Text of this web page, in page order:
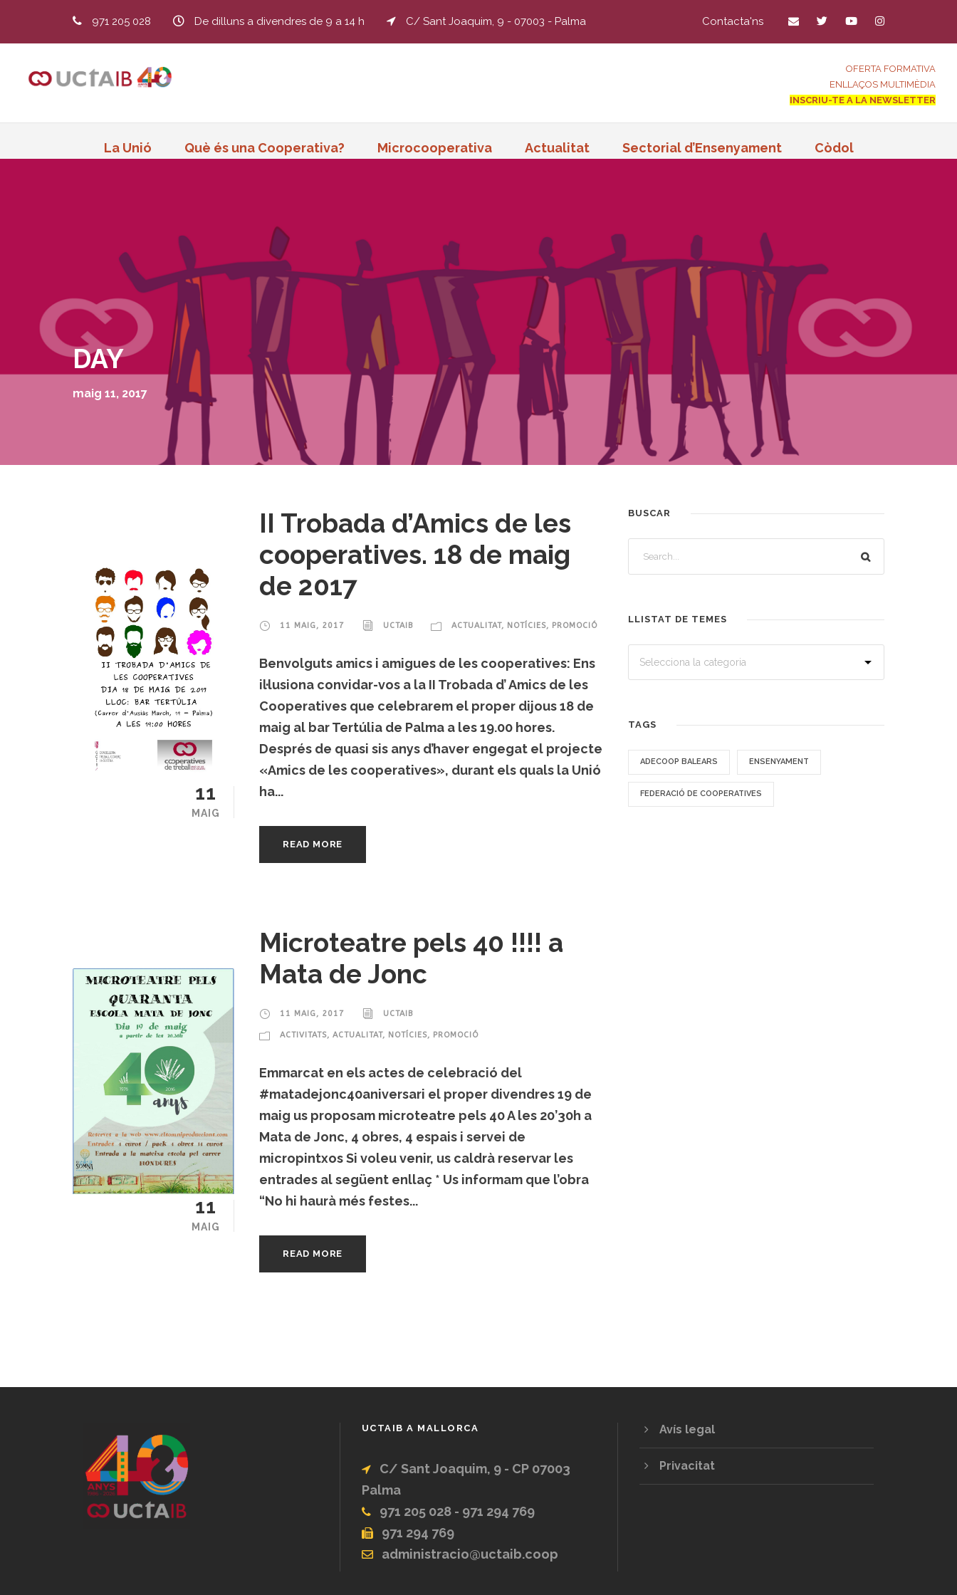
971 205 028 De dilluns a divendres de 9 a 14 h C/ Sant Joaquim, 9 - 07003 - Palma Contacta'ns
OFERTA FORMATIVA
ENLLAÇOS MULTIMÈDIA
INSCRIU-TE A LA NEWSLETTER
La Unió Què és una Cooperativa? Microcooperativa Actualitat Sectorial d’Ensenyament Còdol
DAY
maig 11, 2017
11
MAIG
II Trobada d’Amics de les
cooperatives. 18 de maig
de 2017
11 MAIG, 2017 UCTAIB ACTUALITAT, NOTÍCIES, PROMOCIÓ
Benvolguts amics i amigues de les cooperatives: Ens
il·lusiona convidar-vos a la II Trobada d’ Amics de les
Cooperatives que celebrarem el proper dijous 18 de
maig al bar Tertúlia de Palma a les 19.00 hores.
Després de quasi sis anys d’haver engegat el projecte
«Amics de les cooperatives», durant els quals la Unió
ha...
READ MORE
11
MAIG
Microteatre pels 40 !!!! a
Mata de Jonc
11 MAIG, 2017 UCTAIB
ACTIVITATS, ACTUALITAT, NOTÍCIES, PROMOCIÓ
Emmarcat en els actes de celebració del
#matadejonc40aniversari el proper divendres 19 de
maig us proposam microteatre pels 40 A les 20’30h a
Mata de Jonc, 4 obres, 4 espais i servei de
micropintxos Si voleu venir, us caldrà reservar les
entrades al següent enllaç * Us informam que l’obra
“No hi haurà més festes...
READ MORE
BUSCAR
LLISTAT DE TEMES
TAGS
ADECOOP BALEARS ENSENYAMENT
FEDERACIÓ DE COOPERATIVES
UCTAIB A MALLORCA
C/ Sant Joaquim, 9 - CP 07003
Palma
971 205 028 - 971 294 769
971 294 769
administracio@uctaib.coop
Avís legal
Privacitat